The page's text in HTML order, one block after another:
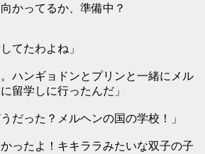
かってるか、準備中？
てたわよね」
ハンギョドンとプリンと一緒にメル
留学しに行ったんだ」
だった？メルヘンの国の学校！」
ったよ！キキララみたいな双子の子